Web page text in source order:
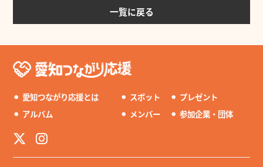
一覧に戻る
⚫︎ 愛知つながり応援とは ⚫︎ スポット ⚫︎ プレゼント
⚫︎ アルバム ⚫︎ メンバー ⚫︎ 参加企業・団体